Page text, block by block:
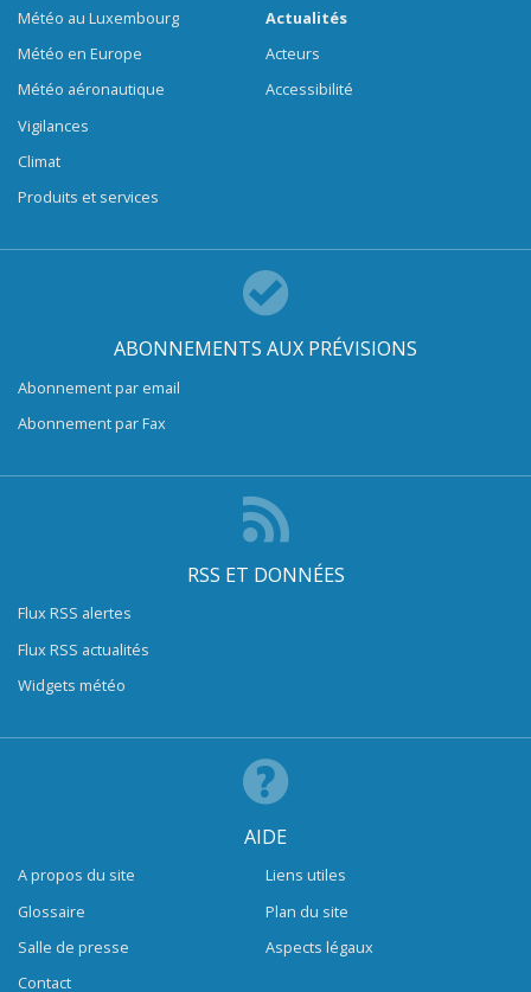
Météo au Luxembourg
Météo en Europe
Météo aéronautique
Vigilances
Climat
Produits et services
Actualités
Acteurs
Accessibilité
ABONNEMENTS AUX PRÉVISIONS
Abonnement par email
Abonnement par Fax
RSS ET DONNÉES
Flux RSS alertes
Flux RSS actualités
Widgets météo
AIDE
A propos du site
Glossaire
Salle de presse
Contact
Liens utiles
Plan du site
Aspects légaux